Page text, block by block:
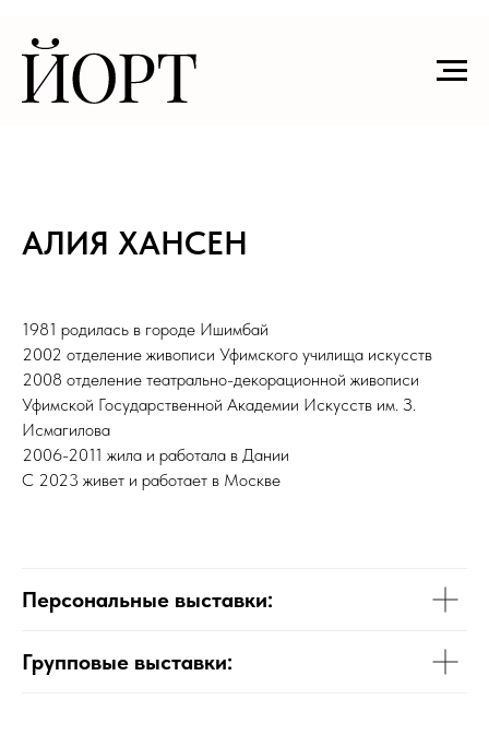
АЛИЯ ХАНСЕН
1981 родилась в городе Ишимбай
2002 отделение живописи Уфимского училища искусств
2008 отделение театрально-декорационной живописи
Уфимской Государственной Академии Искусств им. З.
Исмагилова
2006-2011 жила и работала в Дании
С 2023 живет и работает в Москве
Персональные выставки:
Групповые выставки: